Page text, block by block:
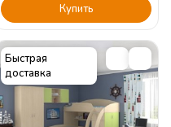
Купить
Быстрая
доставка